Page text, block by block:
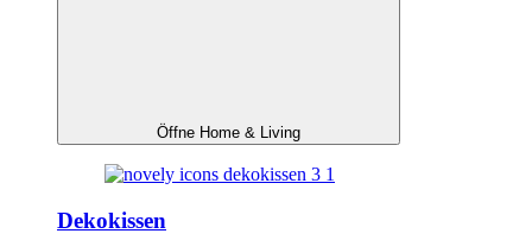
Öffne Home & Living
Dekokissen